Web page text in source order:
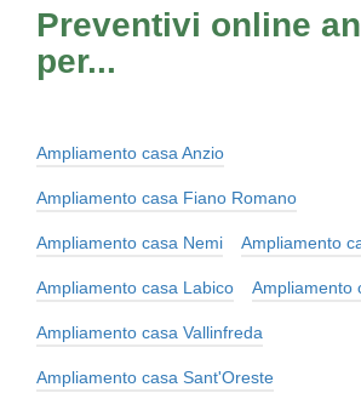
Preventivi online
per...
Ampliamento casa Anzio
Ampliamento casa Fiano Romano
Ampliamento casa Nemi Ampliamento
Ampliamento casa Labico Ampliamento
Ampliamento casa Vallinfreda
Ampliamento casa Sant'Oreste